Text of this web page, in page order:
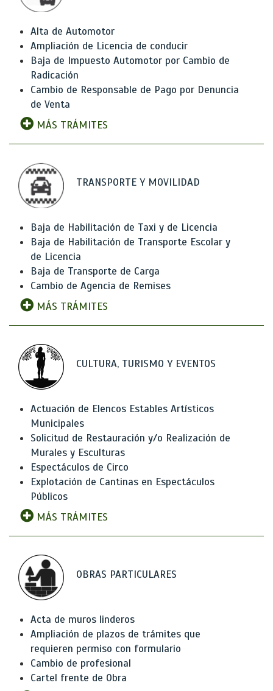
Alta de Automotor
Ampliación de Licencia de conducir
Baja de Impuesto Automotor por Cambio de
Radicación
Cambio de Responsable de Pago por Denuncia
de Venta
MÁS TRÁMITES
TRANSPORTE Y MOVILIDAD
Baja de Habilitación de Taxi y de Licencia
Baja de Habilitación de Transporte Escolar y
de Licencia
Baja de Transporte de Carga
Cambio de Agencia de Remises
MÁS TRÁMITES
CULTURA, TURISMO Y EVENTOS
Actuación de Elencos Estables Artísticos
Municipales
Solicitud de Restauración y/o Realización de
Murales y Esculturas
Espectáculos de Circo
Explotación de Cantinas en Espectáculos
Públicos
MÁS TRÁMITES
OBRAS PARTICULARES
Acta de muros linderos
Ampliación de plazos de trámites que
requieren permiso con formulario
Cambio de profesional
Cartel frente de Obra